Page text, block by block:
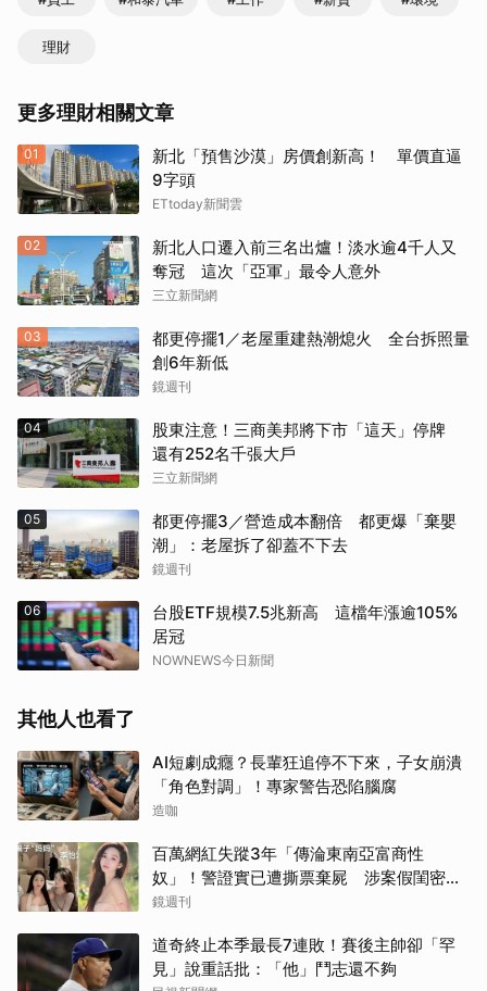
理財
更多理財相關文章
01
新北「預售沙漠」房價創新高！ 單價直逼
9字頭
ETtoday新聞雲
02
新北人口遷入前三名出爐！淡水逾4千人又
奪冠 這次「亞軍」最令人意外
三立新聞網
03
都更停擺1／老屋重建熱潮熄火 全台拆照量
創6年新低
鏡週刊
04
股東注意！三商美邦將下市「這天」停牌
還有252名千張大戶
三立新聞網
05
都更停擺3／營造成本翻倍 都更爆「棄嬰
潮」：老屋拆了卻蓋不下去
鏡週刊
06
台股ETF規模7.5兆新高 這檔年漲逾105%
居冠
NOWNEWS今日新聞
其他人也看了
AI短劇成癮？長輩狂追停不下來，子女崩潰
「角色對調」！專家警告恐陷腦腐
造咖
百萬網紅失蹤3年「傳淪東南亞富商性
奴」！警證實已遭撕票棄屍 涉案假閨密近
況曝光
鏡週刊
道奇終止本季最長7連敗！賽後主帥卻「罕
見」說重話批：「他」鬥志還不夠